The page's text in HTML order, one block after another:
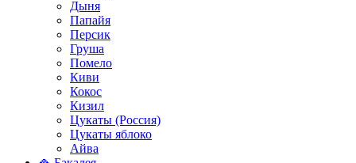
Дыня
Папайя
Персик
Груша
Помело
Киви
Кокос
Кизил
Цукаты (Россия)
Цукаты яблоко
Айва